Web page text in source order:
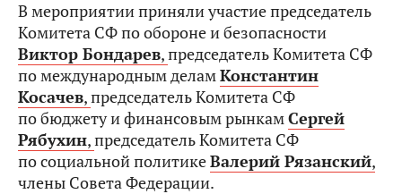
В мероприятии приняли участие председатель
Комитета СФ по обороне и безопасности
Виктор Бондарев,председатель Комитета СФ
по международным деламКонстантин
Косачев,председатель Комитета СФ
по бюджету и финансовым рынкамСергей
Рябухин,председатель Комитета СФ
по социальной политикеВалерий Рязанский,
члены Совета Федерации.